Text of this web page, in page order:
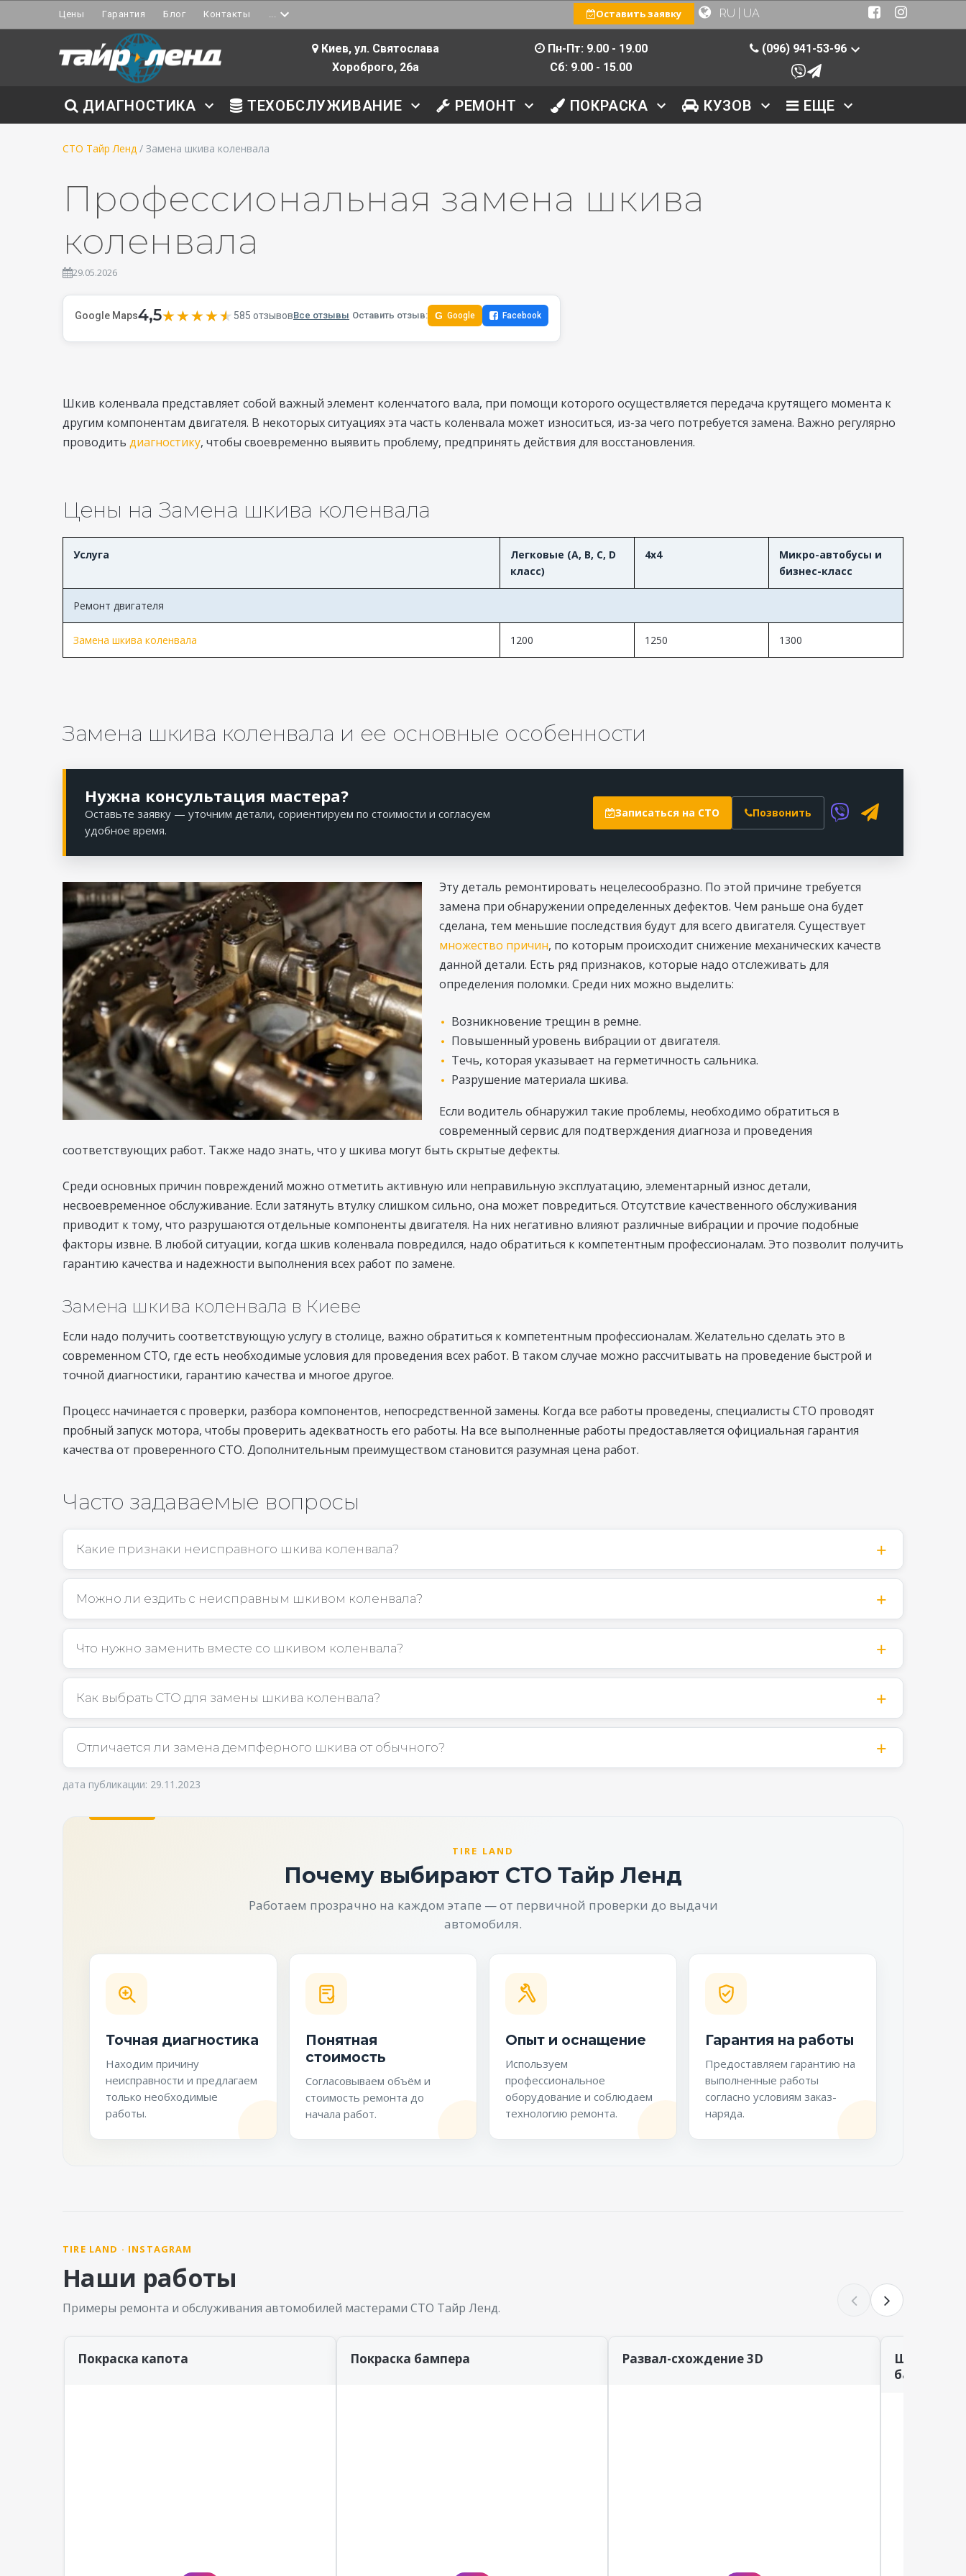
Цены Гарантия Блог Контакты ... RU UA
Оставить заявку
Киев, ул. Святослава
Хороброго, 26а
Пн-Пт: 9.00 - 19.00
Сб: 9.00 - 15.00
(096) 941-53-96
ДИАГНОСТИКА ТЕХОБСЛУЖИВАНИЕ РЕМОНТ ПОКРАСКА КУЗОВ ЕЩЕ
СТО Тайр Ленд / Замена шкива коленвала
Профессиональная замена шкива
коленвала
29.05.2026
Google Maps4,5★★★★★
★★★★★ 585 отзывовВсе отзывы Оставить отзыв: G Google Facebook
Шкив коленвала представляет собой важный элемент коленчатого вала, при помощи которого осуществляется передача крутящего момента к
другим компонентам двигателя. В некоторых ситуациях эта часть коленвала может износиться, из-за чего потребуется замена. Важно регулярно
проводить диагностику, чтобы своевременно выявить проблему, предпринять действия для восстановления.
Цены на Замена шкива коленвала
Услуга
Легковые (A, B, C, D
класс)
4x4
Микро-автобусы и
бизнес-класс
Ремонт двигателя
Замена шкива коленвала 1200 1250 1300
Замена шкива коленвала и ее основные особенности
Нужна консультация мастера?
Оставьте заявку — уточним детали, сориентируем по стоимости и согласуем
удобное время.
Записаться на СТО Позвонить
Эту деталь ремонтировать нецелесообразно. По этой причине требуется
замена при обнаружении определенных дефектов. Чем раньше она будет
сделана, тем меньшие последствия будут для всего двигателя. Существует
множество причин, по которым происходит снижение механических качеств
данной детали. Есть ряд признаков, которые надо отслеживать для
определения поломки. Среди них можно выделить:
Возникновение трещин в ремне.
Повышенный уровень вибрации от двигателя.
Течь, которая указывает на герметичность сальника.
Разрушение материала шкива.
Если водитель обнаружил такие проблемы, необходимо обратиться в
современный сервис для подтверждения диагноза и проведения
соответствующих работ. Также надо знать, что у шкива могут быть скрытые дефекты.
Среди основных причин повреждений можно отметить активную или неправильную эксплуатацию, элементарный износ детали,
несвоевременное обслуживание. Если затянуть втулку слишком сильно, она может повредиться. Отсутствие качественного обслуживания
приводит к тому, что разрушаются отдельные компоненты двигателя. На них негативно влияют различные вибрации и прочие подобные
факторы извне. В любой ситуации, когда шкив коленвала повредился, надо обратиться к компетентным профессионалам. Это позволит получить
гарантию качества и надежности выполнения всех работ по замене.
Замена шкива коленвала в Киеве
Если надо получить соответствующую услугу в столице, важно обратиться к компетентным профессионалам. Желательно сделать это в
современном СТО, где есть необходимые условия для проведения всех работ. В таком случае можно рассчитывать на проведение быстрой и
точной диагностики, гарантию качества и многое другое.
Процесс начинается с проверки, разбора компонентов, непосредственной замены. Когда все работы проведены, специалисты СТО проводят
пробный запуск мотора, чтобы проверить адекватность его работы. На все выполненные работы предоставляется официальная гарантия
качества от проверенного СТО. Дополнительным преимуществом становится разумная цена работ.
Часто задаваемые вопросы
Какие признаки неисправного шкива коленвала?
Можно ли ездить с неисправным шкивом коленвала?
Что нужно заменить вместе со шкивом коленвала?
Как выбрать СТО для замены шкива коленвала?
Отличается ли замена демпферного шкива от обычного?
дата публикации: 29.11.2023
TIRE LAND
Почему выбирают СТО Тайр Ленд
Работаем прозрачно на каждом этапе — от первичной проверки до выдачи
автомобиля.
Точная диагностика
Находим причину
неисправности и предлагаем
только необходимые
работы.
Понятная
стоимость
Согласовываем объём и
стоимость ремонта до
начала работ.
Опыт и оснащение
Используем
профессиональное
оборудование и соблюдаем
технологию ремонта.
Гарантия на работы
Предоставляем гарантию на
выполненные работы
согласно условиям заказ-
наряда.
TIRE LAND · INSTAGRAM
Наши работы
Примеры ремонта и обслуживания автомобилей мастерами СТО Тайр Ленд.
Покраска капота Покраска бампера Развал-схождение 3D